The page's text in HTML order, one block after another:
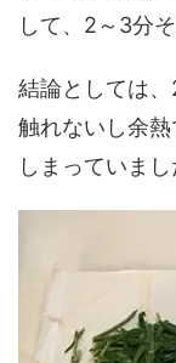
して、2～3分
結論としては
触れないし余
しまっていまし